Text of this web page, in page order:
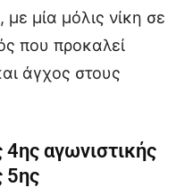
μία μόλις νίκη σε
που προκαλεί
άγχος στους
αγωνιστικής
5ης